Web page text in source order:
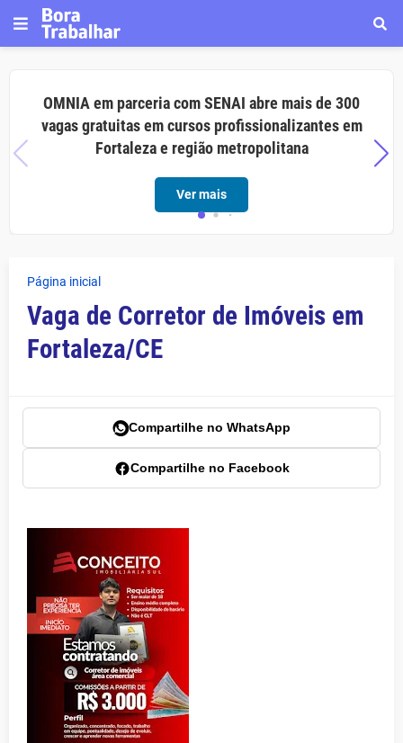
OMNIA em parceria com SENAI abre mais de 300
vagas gratuitas em cursos profissionalizantes em
Fortaleza e região metropolitana
Ver mais
Página inicial
Vaga de Corretor de Imóveis em
Fortaleza/CE
Compartilhe no WhatsApp
Compartilhe no Facebook